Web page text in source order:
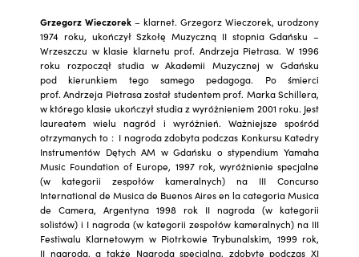
Grzegorz Wieczorek – klarnet. Grzegorz Wieczorek, urodzony
1974 roku, ukończył Szkołę Muzyczną II stopnia Gdańsku –
Wrzeszczu w klasie klarnetu prof. Andrzeja Pietrasa. W 1996
roku rozpoczął studia w Akademii Muzycznej w Gdańsku
pod kierunkiem tego samego pedagoga. Po śmierci
prof. Andrzeja Pietrasa został studentem prof. Marka Schillera,
w którego klasie ukończył studia z wyróżnieniem 2001 roku. Jest
laureatem wielu nagród i wyróżnień. Ważniejsze spośród
otrzymanych to : I nagroda zdobyta podczas Konkursu Katedry
Instrumentów Dętych AM w Gdańsku o stypendium Yamaha
Music Foundation of Europe, 1997 rok, wyróżnienie specjalne
(w kategorii zespołów kameralnych) na III Concurso
International de Musica de Buenos Aires en la categoria Musica
de Camera, Argentyna 1998 rok II nagroda (w kategorii
solistów) i I nagroda (w kategorii zespołów kameralnych) na III
Festiwalu Klarnetowym w Piotrkowie Trybunalskim, 1999 rok,
II nagroda, a także Nagroda specjalna, zdobyte podczas XI